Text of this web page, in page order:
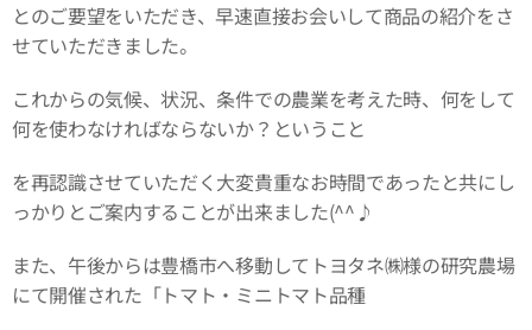
とのご要望をいただき、早速直接お会いして商品の紹介をさ
せていただきました。
これからの気候、状況、条件での農業を考えた時、何をして
何を使わなければならないか？ということ
を再認識させていただく大変貴重なお時間であったと共にし
っかりとご案内することが出来ました(^^♪
また、午後からは豊橋市へ移動してトヨタネ㈱様の研究農場
にて開催された「トマト・ミニトマト品種